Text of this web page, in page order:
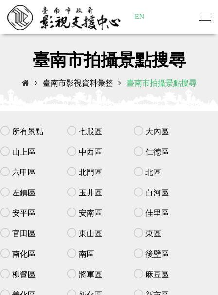
EN
臺南市拍攝景點搜尋
臺南市影視資料彙整 臺南市拍攝景點搜尋
所有景點 七股區 大內區
山上區 中西區 仁德區
六甲區 北門區 北區
左鎮區 玉井區 白河區
安平區 安南區 佳里區
官田區 東山區 東區
南化區 南區 後壁區
柳營區 將軍區 麻豆區